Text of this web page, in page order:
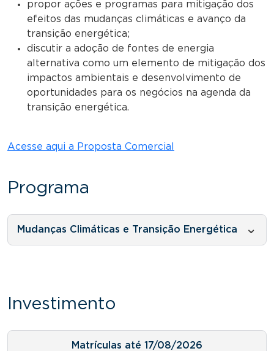
propor ações e programas para mitigação dos
efeitos das mudanças climáticas e avanço da
transição energética;
discutir a adoção de fontes de energia
alternativa como um elemento de mitigação dos
impactos ambientais e desenvolvimento de
oportunidades para os negócios na agenda da
transição energética.
Acesse aqui a Proposta Comercial
Programa
Mudanças Climáticas e Transição Energética
Investimento
Matrículas até 17/08/2026